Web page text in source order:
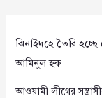
ঝিনাইদহে তৈরি হচ্ছে
আমিনুল হক
আওয়ামী লীগের